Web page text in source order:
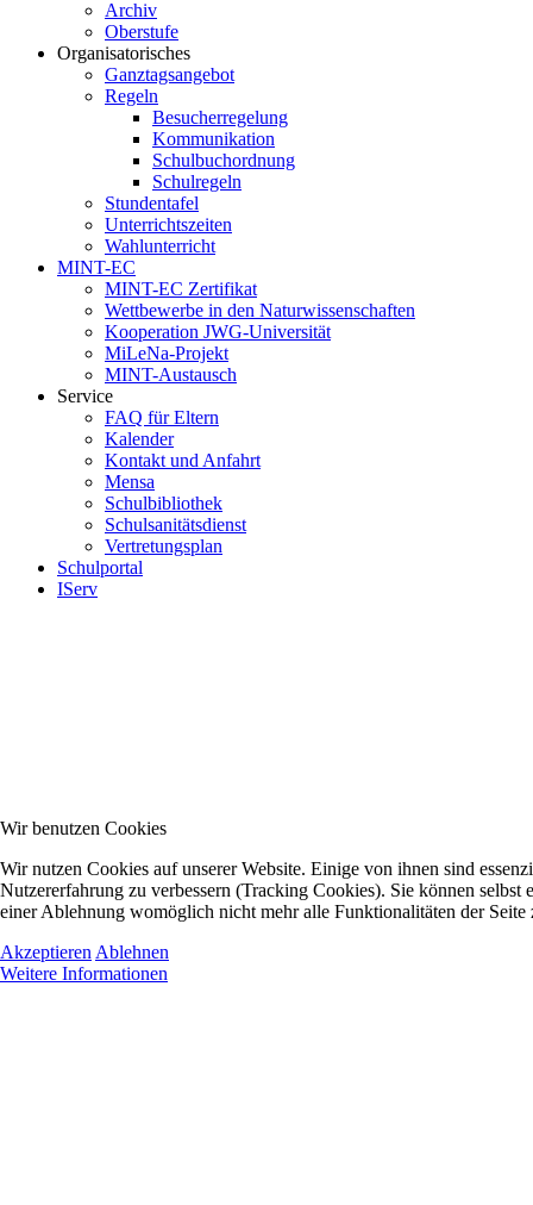
Archiv
Oberstufe
Organisatorisches
Ganztagsangebot
Regeln
Besucherregelung
Kommunikation
Schulbuchordnung
Schulregeln
Stundentafel
Unterrichtszeiten
Wahlunterricht
MINT-EC
MINT-EC Zertifikat
Wettbewerbe in den Naturwissenschaften
Kooperation JWG-Universität
MiLeNa-Projekt
MINT-Austausch
Service
FAQ für Eltern
Kalender
Kontakt und Anfahrt
Mensa
Schulbibliothek
Schulsanitätsdienst
Vertretungsplan
Schulportal
IServ
Wir benutzen Cookies
Wir nutzen Cookies auf unserer Website. Einige von ihnen sind
Nutzererfahrung zu verbessern (Tracking Cookies). Sie können selbst
einer Ablehnung womöglich nicht mehr alle Funktionalitäten der Seite
Akzeptieren Ablehnen
Weitere Informationen